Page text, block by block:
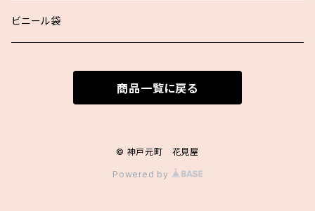
袋入詰合せ
ビニール袋
商品一覧に戻る
© 神戸元町 花見屋
Powered by